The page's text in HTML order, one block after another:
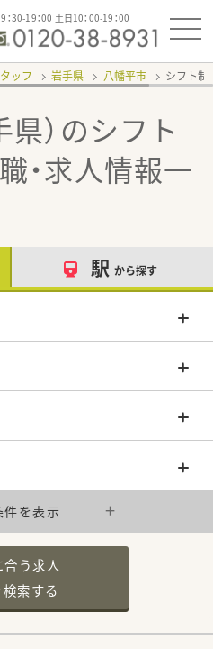
：30-19：00 土日10：00-19：00
ッフ 岩手県 八幡平市 シフト制
）のシフト
・求人情報一
駅 から探す
件を表示
合う求人
検索する